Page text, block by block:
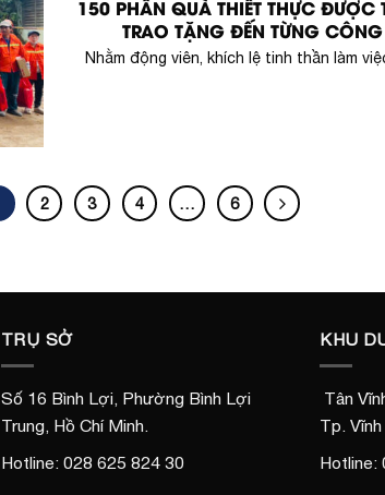
150 PHẦN QUÀ THIẾT THỰC ĐƯỢC
TRAO TẶNG ĐẾN TỪNG
Nhằm động viên, khích lệ tinh thần làm
2 3 4 … 6
TRỤ SỞ
Số 16 Bình Lợi, Phường Bình Lợi
Trung, Hồ Chí Minh.
Hotline: 028 625 824 30
KHU
Tân
Tp.
Hotline: